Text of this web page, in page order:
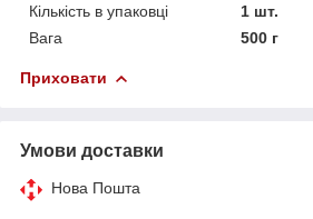
Кількість в упаковці
1 шт.
Вага
500 г
Приховати
Умови доставки
Нова Пошта